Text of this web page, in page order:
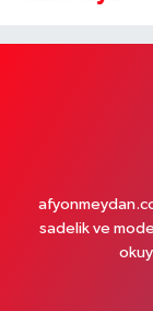
sadelik ve